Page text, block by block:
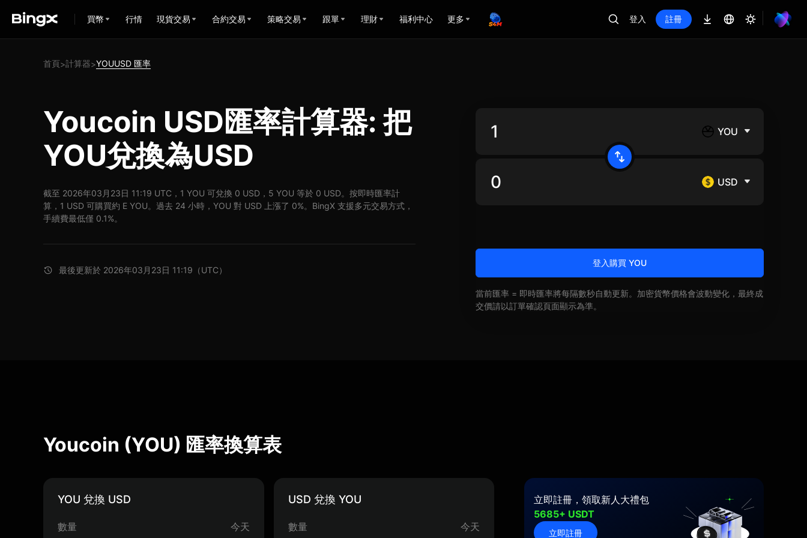
買幣 行情 現貨交易 合約交易 策略交易 跟單 理財 福利中心 更多 登入 註冊
首頁>計算器>YOUUSD 匯率
Youcoin USD匯率計算器: 把
YOU兌換為USD
截至 2026年03月23日 11:19 UTC，1 YOU 可兌換 0 USD，5 YOU 等於 0 USD。按即時匯率計
算，1 USD 可購買約 E YOU。過去 24 小時，YOU 對 USD 上漲了 0%。BingX 支援多元交易方式，
手續費最低僅 0.1%。
最後更新於 2026年03月23日 11:19（UTC）
YOU
USD
登入購買 YOU
當前匯率 = 即時匯率將每隔數秒自動更新。加密貨幣價格會波動變化，最終成
交價請以訂單確認頁面顯示為準。
Youcoin (YOU) 匯率換算表
YOU 兌換 USD
數量 今天
USD 兌換 YOU
數量 今天
立即註冊，領取新人大禮包
5685+ USDT
立即註冊